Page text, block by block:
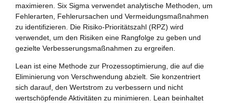
maximieren. Six Sigma verwendet analytische Methoden, um
Fehlerarten, Fehlerursachen und Vermeidungsmaßnahmen
zu identifizieren. Die Risiko-Prioritätszahl (RPZ) wird
verwendet, um den Risiken eine Rangfolge zu geben und
gezielte Verbesserungsmaßnahmen zu ergreifen.
Lean ist eine Methode zur Prozessoptimierung, die auf die
Eliminierung von Verschwendung abzielt. Sie konzentriert
sich darauf, den Wertstrom zu verbessern und nicht
wertschöpfende Aktivitäten zu minimieren. Lean beinhaltet